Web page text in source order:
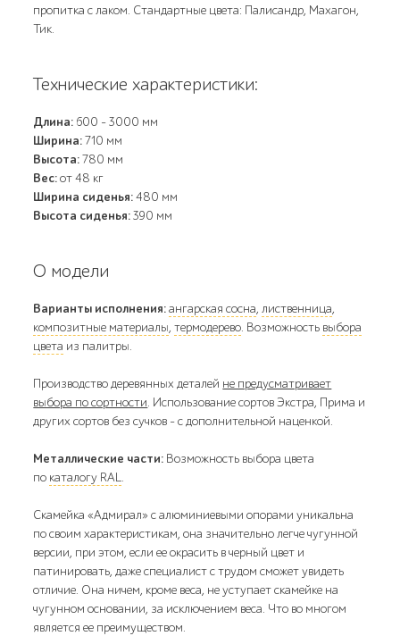
пропитка с лаком. Стандартные цвета: Палисандр, Махагон,
Тик.
Технические характеристики:
Длина: 600 - 3000 мм
Ширина:710 мм
Высота:780 мм
Вес:от 48 кг
Ширина сиденья:480 мм
Высота сиденья:390 мм
О модели
Варианты исполнения:ангарская сосна,лиственница,
композитные материалы,термодерево. Возможность выбора
цвета из палитры.
Производство деревянных деталей не предусматривает
выбора по сортности. Использование сортов Экстра, Прима и
других сортов без сучков - с дополнительной наценкой.
Металлические части: Возможность выбора цвета
по каталогу RAL.
Скамейка «Адмирал» с алюминиевыми опорами уникальна
по своим характеристикам, она значительно легче чугунной
версии, при этом, если ее окрасить в черный цвет и
патинировать, даже специалист с трудом сможет увидеть
отличие. Она ничем, кроме веса, не уступает скамейке на
чугунном основании, за исключением веса. Что во многом
является ее преимуществом.